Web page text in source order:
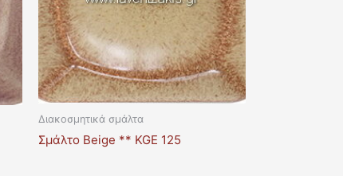
Διακοσμητικά σμάλτα
Σμάλτο Beige ** KGE 125